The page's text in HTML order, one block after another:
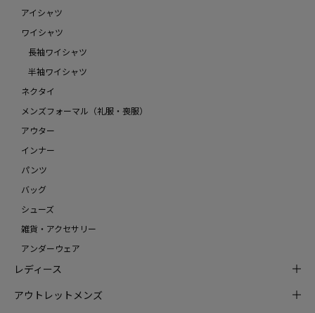
アイシャツ
ワイシャツ
長袖ワイシャツ
半袖ワイシャツ
ネクタイ
メンズフォーマル（礼服・喪服）
アウター
インナー
パンツ
バッグ
シューズ
雑貨・アクセサリー
アンダーウェア
レディース
アウトレットメンズ